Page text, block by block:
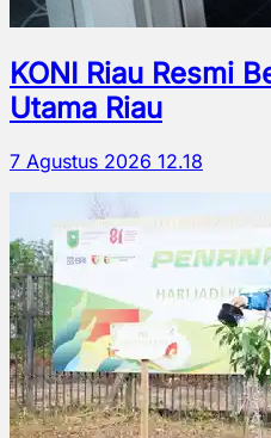
KONI Riau Resmi
Utama Riau
7 Agustus 2026 12.18